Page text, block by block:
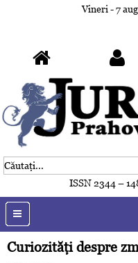
Vineri - 7
ISSN 2344 –
Curiozităţi despre